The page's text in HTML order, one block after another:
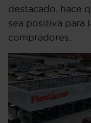
destacado, hace
sea positiva para
compradores.